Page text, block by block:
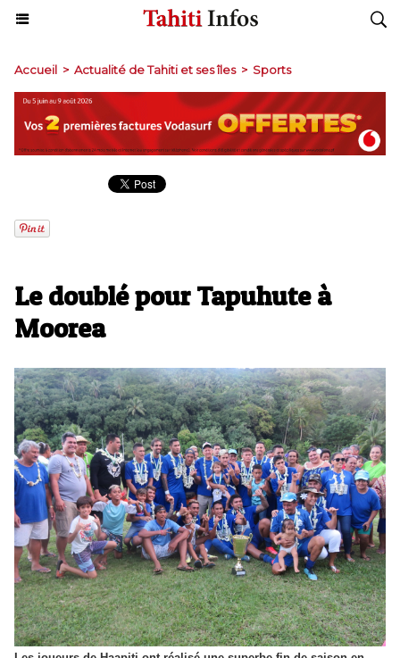
Accueil > Actualité de Tahiti et ses îles > Sports
Le doublé pour Tapuhute à
Moorea